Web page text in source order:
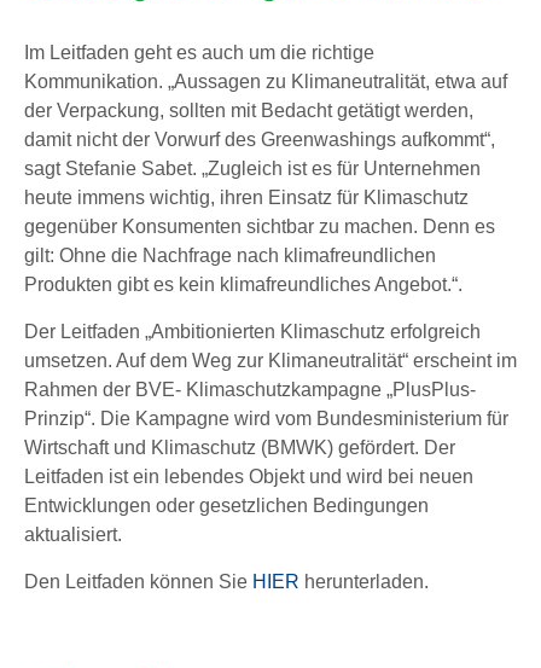
Im Leitfaden geht es auch um die richtige
Kommunikation. „Aussagen zu Klimaneutralität, etwa auf
der Verpackung, sollten mit Bedacht getätigt werden,
damit nicht der Vorwurf des Greenwashings aufkommt“,
sagt Stefanie Sabet. „Zugleich ist es für Unternehmen
heute immens wichtig, ihren Einsatz für Klimaschutz
gegenüber Konsumenten sichtbar zu machen. Denn es
gilt: Ohne die Nachfrage nach klimafreundlichen
Produkten gibt es kein klimafreundliches Angebot.“.
Der Leitfaden „Ambitionierten Klimaschutz erfolgreich
umsetzen. Auf dem Weg zur Klimaneutralität“ erscheint im
Rahmen der BVE- Klimaschutzkampagne „PlusPlus-
Prinzip“. Die Kampagne wird vom Bundesministerium für
Wirtschaft und Klimaschutz (BMWK) gefördert. Der
Leitfaden ist ein lebendes Objekt und wird bei neuen
Entwicklungen oder gesetzlichen Bedingungen
aktualisiert.
Den Leitfaden können Sie HIER herunterladen.